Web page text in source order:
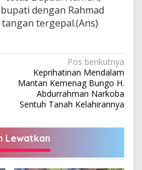
dengan Rahmad
tergepal.(Ans)
Pos berikutnya
Keprihatinan Mendalam
Mantan Kemenag Bungo H.
Abdurrahman Narkoba
Sentuh Tanah Kelahirannya
Lewatkan